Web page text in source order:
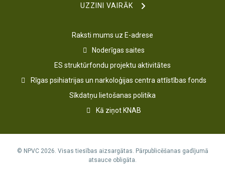
UZZINI VAIRĀK
Raksti mums uz E-adrese
Noderīgas saites
ES struktūrfondu projektu aktivitātes
Rīgas psihiatrijas un narkoloģijas centra attīstības fonds
Sīkdatņu lietošanas politika
Kā ziņot KNAB
© NPVC 2026. Visas tiesības aizsargātas. Pārpublicēšanas gadījumā
atsauce obligāta.